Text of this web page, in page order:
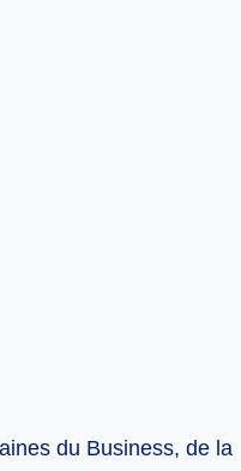
du Business, de la